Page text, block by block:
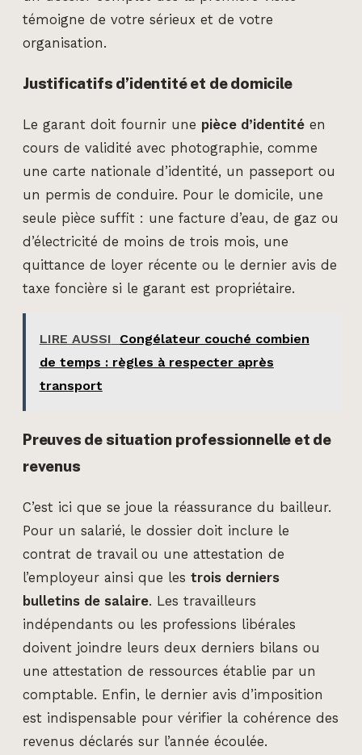
témoigne de votre sérieux et de votre
organisation.
Justificatifs d’identité et de domicile
Le garant doit fournir une pièce d’identité en
cours de validité avec photographie, comme
une carte nationale d’identité, un passeport ou
un permis de conduire. Pour le domicile, une
seule pièce suffit : une facture d’eau, de gaz ou
d’électricité de moins de trois mois, une
quittance de loyer récente ou le dernier avis de
taxe foncière si le garant est propriétaire.
LIRE AUSSI
Congélateur couché combien
de temps : règles à respecter après
transport
Preuves de situation professionnelle et de
revenus
C’est ici que se joue la réassurance du bailleur.
Pour un salarié, le dossier doit inclure le
contrat de travail ou une attestation de
l’employeur ainsi que les trois derniers
bulletins de salaire. Les travailleurs
indépendants ou les professions libérales
doivent joindre leurs deux derniers bilans ou
une attestation de ressources établie par un
comptable. Enfin, le dernier avis d’imposition
est indispensable pour vérifier la cohérence des
revenus déclarés sur l’année écoulée.